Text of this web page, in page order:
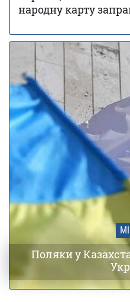
області та дати
народну карту
Поляки у